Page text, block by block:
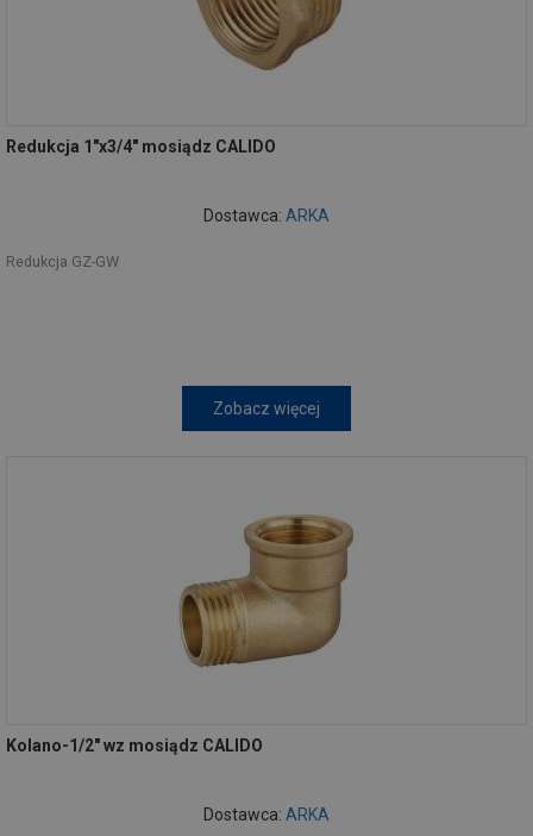
Redukcja 1"x3/4" mosiądz CALIDO
Dostawca: ARKA
Redukcja GZ-GW
Zobacz więcej
Kolano-1/2" wz mosiądz CALIDO
Dostawca: ARKA